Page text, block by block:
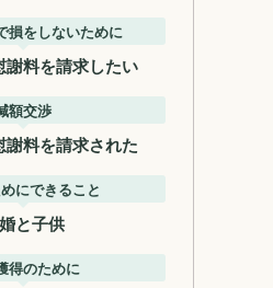
損をしないために
謝料を請求したい
額交渉
料を請求された
にできること
と子供
得のために